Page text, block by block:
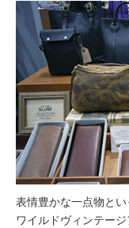
表情豊かな一点物と
ワイルドヴィンテー